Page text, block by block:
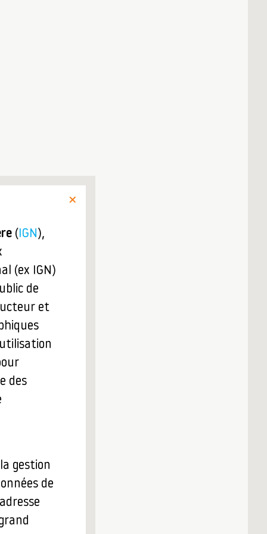
(IGN),
(ex IGN)
de
et
des
gestion
de